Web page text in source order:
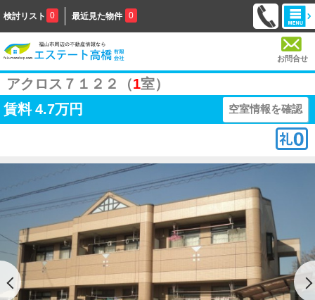
検討リスト 0 最近見た物件 0
お問合せ
アクロス７１２２（1室）
賃料 4.7万円 空室情報を確認